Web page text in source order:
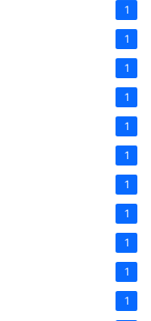
1
1
1
1
1
1
1
1
1
1
1